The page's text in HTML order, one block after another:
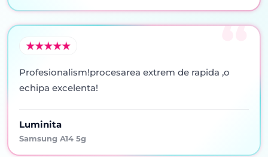
Profesionalism!procesarea extrem de rapida ,o
echipa excelenta!
Luminita
Samsung A14 5g